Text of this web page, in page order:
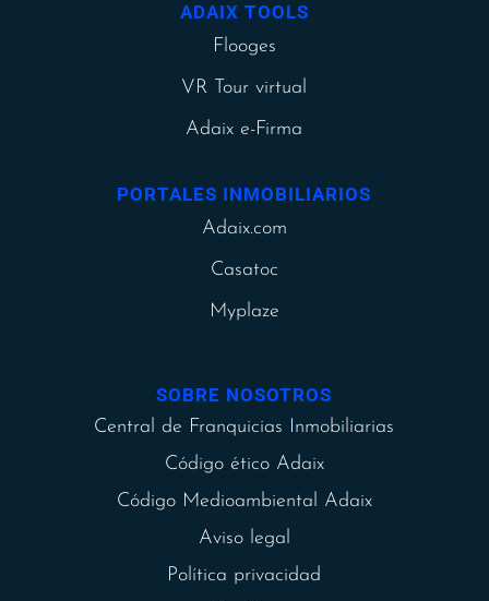
ADAIX TOOLS
Flooges
VR Tour virtual
Adaix e-Firma
PORTALES INMOBILIARIOS
Adaix.com
Casatoc
Myplaze
SOBRE NOSOTROS
Central de Franquicias Inmobiliarias
Código ético Adaix
Código Medioambiental Adaix
Aviso legal
Política privacidad